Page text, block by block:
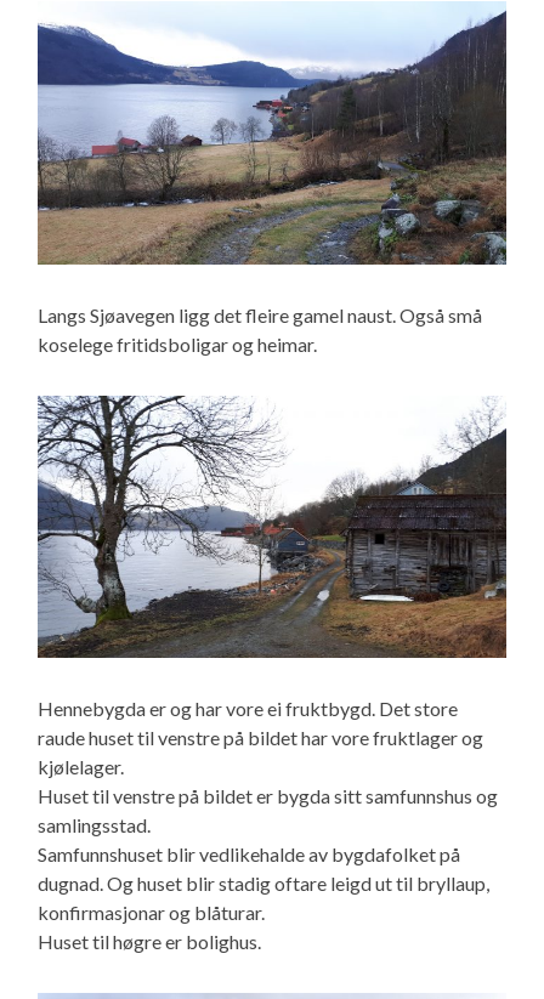
Langs Sjøavegen ligg det fleire gamel naust. Også små
koselege fritidsboligar og heimar.
Hennebygda er og har vore ei fruktbygd. Det store
raude huset til venstre på bildet har vore fruktlager og
kjølelager.
Huset til venstre på bildet er bygda sitt samfunnshus og
samlingsstad.
Samfunnshuset blir vedlikehalde av bygdafolket på
dugnad. Og huset blir stadig oftare leigd ut til bryllaup,
konfirmasjonar og blåturar.
Huset til høgre er bolighus.